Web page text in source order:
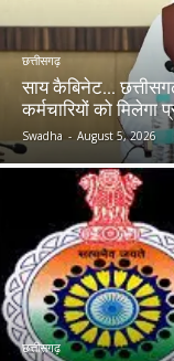
छत्तीसगढ़
साय कैबिनेट…
कर्मचारियों को मिलेगा
Swadha - August 5, 2026
छत्तीसगढ़